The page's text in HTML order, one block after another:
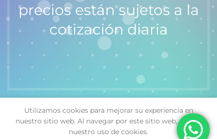
precios están sujetos a la
cotización diaria
Utilizamos cookies para mejorar su experiencia en
nuestro sitio web. Al navegar por este sitio web, acepta
nuestro uso de cookies.
Calculadora
$ 21,440.00
SELECT
OPTIONS